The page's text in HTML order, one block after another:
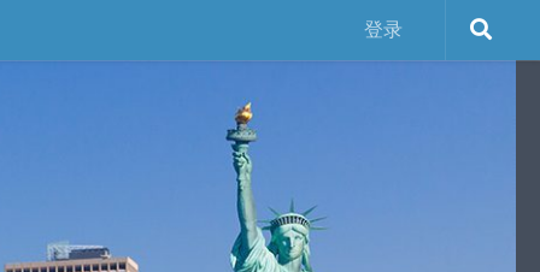
登录